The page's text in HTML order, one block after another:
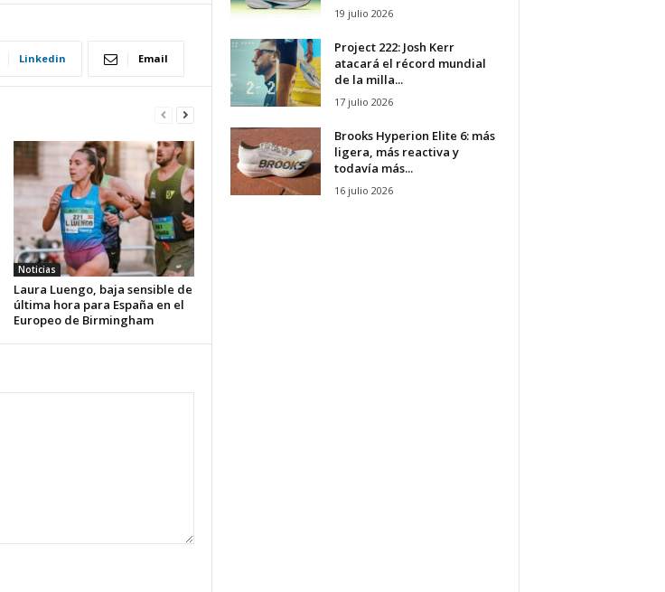
Linkedin Email
Noticias
Laura Luengo, baja sensible de
última hora para España en el
Europeo de Birmingham
19 julio 2026
Project 222: Josh Kerr
atacará el récord mundial
de la milla...
17 julio 2026
Brooks Hyperion Elite 6: más
ligera, más reactiva y
todavía más...
16 julio 2026